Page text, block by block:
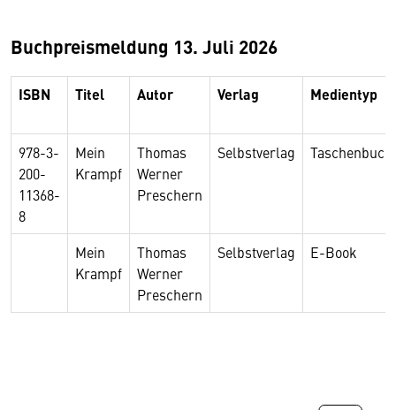
Buchpreismeldung 13. Juli 2026
ISBN Titel Autor Verlag Medientyp
978-3-
200-
11368-
8
Mein
Krampf
Thomas
Werner
Preschern
Selbstverlag Taschenbuch
Mein
Krampf
Thomas
Werner
Preschern
Selbstverlag E-Book